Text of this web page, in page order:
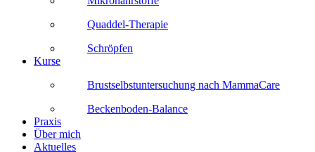
Quaddel-Therapie
Schröpfen
Kurse
Brustselbstuntersuchung nach MammaCare
Beckenboden-Balance
Praxis
Über mich
Aktuelles